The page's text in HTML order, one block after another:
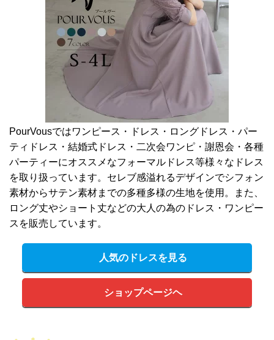
PourVousではワンピース・ドレス・ロングドレス・パー
ティドレス・結婚式ドレス・二次会ワンピ・謝恩会・各種
パーティーにオススメなフォーマルドレス等様々なドレス
を取り扱っています。セレブ感溢れるデザインでシフォン
素材からサテン素材までの多種多様の生地を使用。また、
ロング丈やショート丈などの大人の為のドレス・ワンピー
スを販売しています。
人気のドレスを見る
ショップページヘ